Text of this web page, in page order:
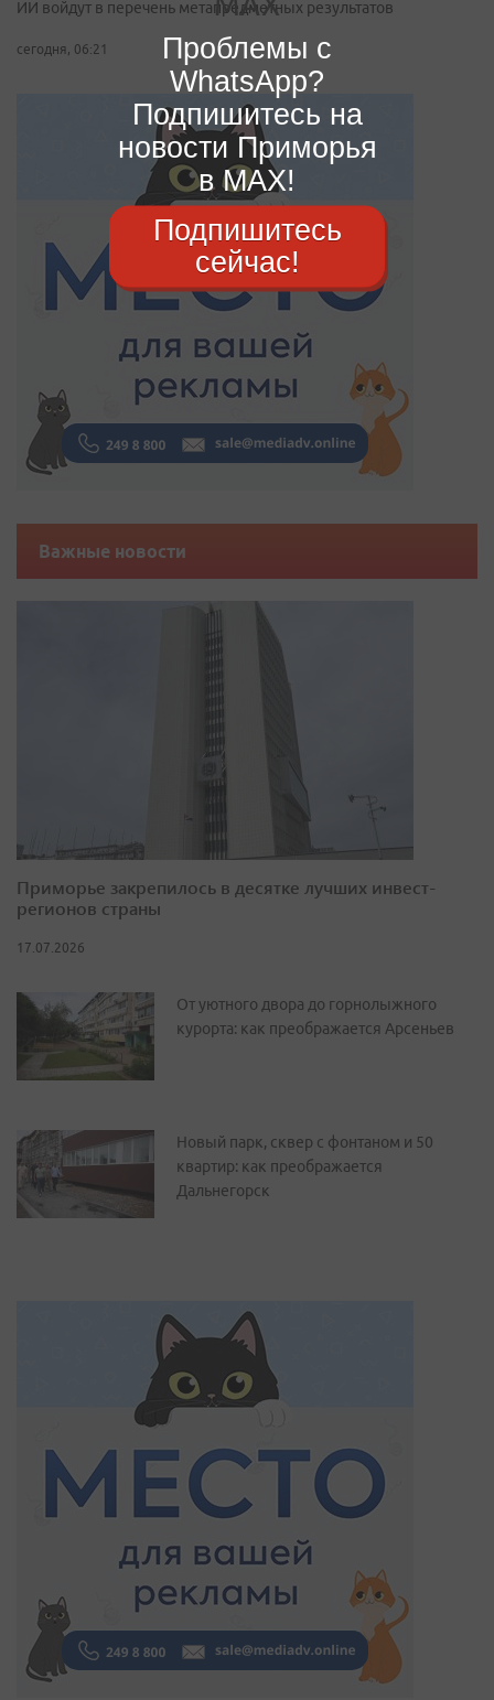
ИИ войдут в перечень метапредметных результатов
сегодня, 06:21
Важные новости
Приморье закрепилось в десятке лучших инвест-
регионов страны
17.07.2026
От уютного двора до горнолыжного
курорта: как преображается Арсеньев
Новый парк, сквер с фонтаном и 50
квартир: как преображается
Дальнегорск
Проблемы с
WhatsApp?
Подпишитесь на
новости Приморья
в MAX!
Подпишитесь
сейчас!